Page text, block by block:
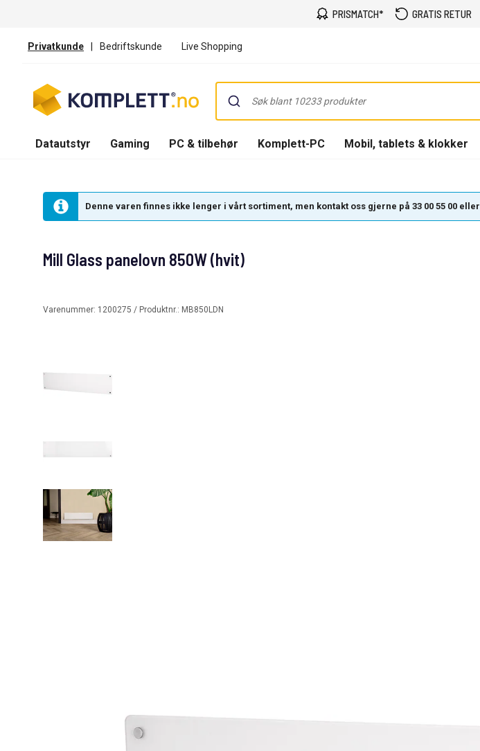
PRISMATCH* GRATIS RETUR
Privatkunde | Bedriftskunde Live Shopping
Datautstyr Gaming PC & tilbehør Komplett-PC Mobil, tablets & klokker
Denne varen finnes ikke lenger i vårt sortiment, men kontakt oss gjerne på 33 00 55 00 eller
Mill Glass panelovn 850W (hvit)
Varenummer: 1200275 / Produktnr.: MB850LDN